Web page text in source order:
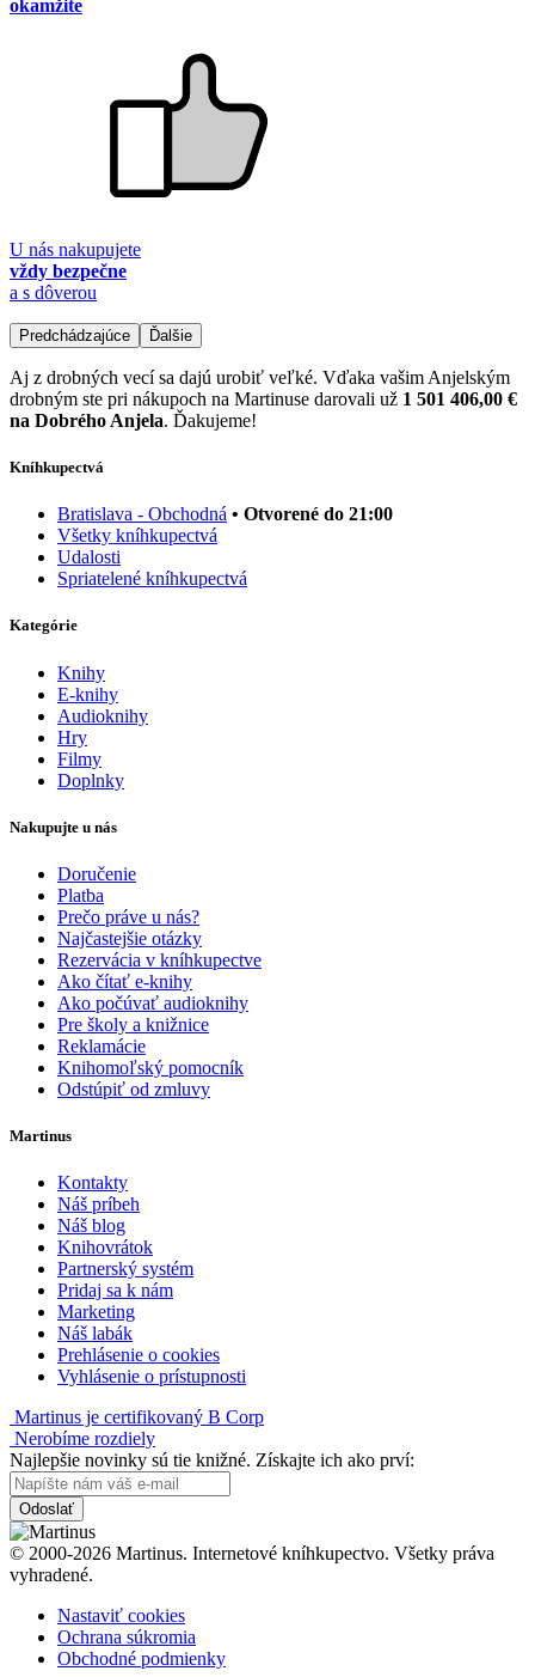
okamžite
U nás nakupujete
vždy bezpečne
a s dôverou
Predchádzajúce Ďalšie
Aj z drobných vecí sa dajú urobiť veľké. Vďaka vašim Anjelským
drobným ste pri nákupoch na Martinuse darovali už 1 501 406,00 €
na Dobrého Anjela. Ďakujeme!
Kníhkupectvá
Bratislava - Obchodná • Otvorené do 21:00
Všetky kníhkupectvá
Udalosti
Spriatelené kníhkupectvá
Kategórie
Knihy
E-knihy
Audioknihy
Hry
Filmy
Doplnky
Nakupujte u nás
Doručenie
Platba
Prečo práve u nás?
Najčastejšie otázky
Rezervácia v kníhkupectve
Ako čítať e-knihy
Ako počúvať audioknihy
Pre školy a knižnice
Reklamácie
Knihomoľský pomocník
Odstúpiť od zmluvy
Martinus
Kontakty
Náš príbeh
Náš blog
Knihovrátok
Partnerský systém
Pridaj sa k nám
Marketing
Náš labák
Prehlásenie o cookies
Vyhlásenie o prístupnosti
Martinus je certifikovaný B Corp
Nerobíme rozdiely
Najlepšie novinky sú tie knižné. Získajte ich ako prví:
Odoslať
© 2000-2026 Martinus. Internetové kníhkupectvo. Všetky práva
vyhradené.
Nastaviť cookies
Ochrana súkromia
Obchodné podmienky